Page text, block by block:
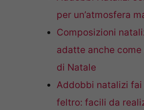
per un’atmosfera
Composizioni
adatte anche
di Natale
Addobbi natalizi fai
feltro: facili da